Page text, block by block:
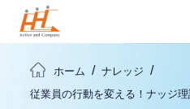
ホーム
ナレッジ
従業員の行動を変える！ナッジ